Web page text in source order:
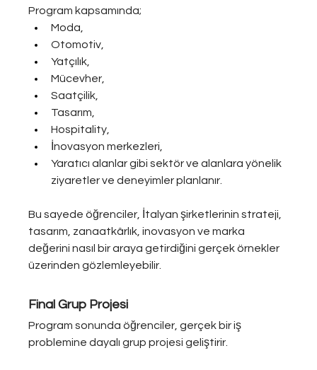
Program kapsamında;
Moda,
Otomotiv,
Yatçılık,
Mücevher,
Saatçilik,
Tasarım,
Hospitality,
İnovasyon merkezleri,
Yaratıcı alanlar gibi sektör ve alanlara yönelik
ziyaretler ve deneyimler planlanır.
Bu sayede öğrenciler, İtalyan şirketlerinin strateji,
tasarım, zanaatkârlık, inovasyon ve marka
değerini nasıl bir araya getirdiğini gerçek örnekler
üzerinden gözlemleyebilir.
Final Grup Projesi
Program sonunda öğrenciler, gerçek bir iş
problemine dayalı grup projesi geliştirir.